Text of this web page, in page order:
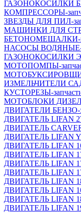
ГАЗОНОКОСИЛКИ
КОМПРЕССОРЫ-
ЗВЕЗДЫ ДЛЯ ПИЛ-
МАШИНКИ ДЛЯ
БЕТОНОМЕШАЛКИ-
НАСОСЫ ВОДЯНЫЕ-
ГАЗОНОКОСИЛКИ
МОТОПОМПЫ-
ИЗМЕЛЬЧИТЕЛИ
КУСТОРЕЗЫ-
МОТОБЛОКИ
ДВИГАТЕЛИ БЕНЗО-
ДВИГАТЕЛЬ LIFAN
ДВИГАТЕЛЬ
ДВИГАТЕЛЬ LIFAN
ДВИГАТЕЛЬ LIFAN
ДВИГАТЕЛЬ LIFAN
ДВИГАТЕЛЬ LIFAN
ДВИГАТЕЛЬ LIFAN
ДВИГАТЕЛЬ LIFAN
ДВИГАТЕЛЬ LIFAN
ДВИГАТЕЛЬ LIFAN
ДВИГАТЕЛЬ LIFAN